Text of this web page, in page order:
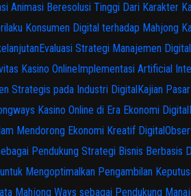
Animasi Beresolusi Tinggi Dari Karakter
Konsumen Digital terhadap Mahjong
Evaluasi Strategi Manajemen
Kasino OnlineImplementasi Artificial
Strategis pada Industri DigitalKajian
Kasino Online di Era Ekonomi Digital
Mendorong Ekonomi Kreatif Digital
Pendukung Strategi Bisnis Berbasis
Mengoptimalkan Pengambilan
Mahjong Ways sebagai Pendukung